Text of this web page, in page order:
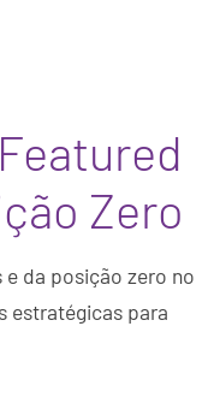
Zero
da posição zero no
estratégicas para